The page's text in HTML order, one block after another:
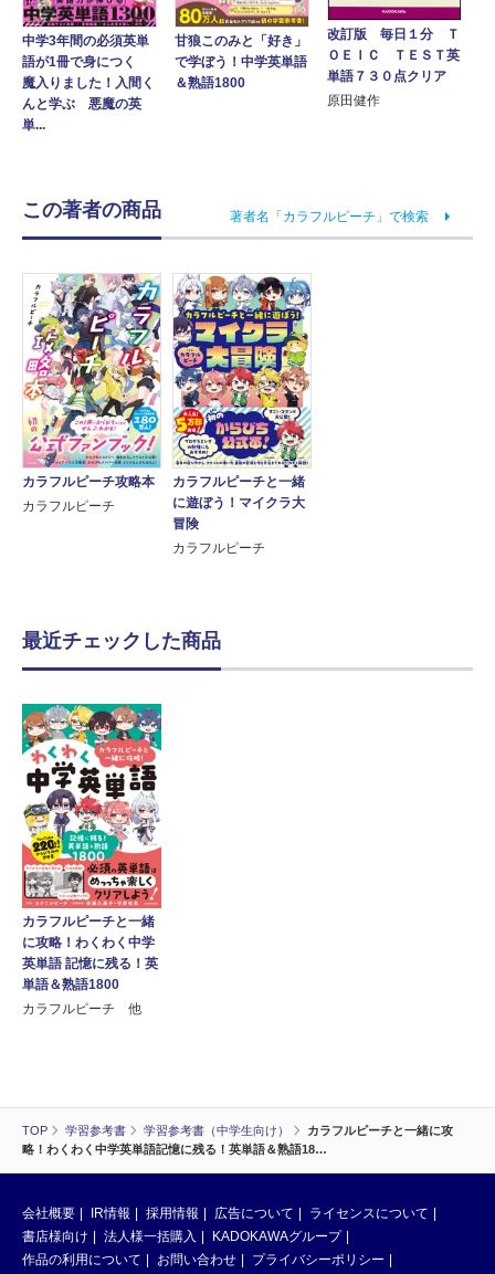
TOP 学習参考書 学習参考書（中学生向け）
カラフルピーチと一緒に攻
略！わくわく中学英単語記憶に残る！英単語＆熟語18…
中学3年間の必須英単
語が1冊で身につく
魔入りました！入間く
んと学ぶ 悪魔の英
単...
甘狼このみと「好き」
で学ぼう！中学英単語
＆熟語1800
改訂版 毎日１分 Ｔ
ＯＥＩＣ ＴＥＳＴ英
単語７３０点クリア
原田健作
この著者の商品 著者名「カラフルピーチ」で検索
カラフルピーチ攻略本
カラフルピーチ
カラフルピーチと一緒
に遊ぼう！マイクラ大
冒険
カラフルピーチ
最近チェックした商品
カラフルピーチと一緒
に攻略！わくわく中学
英単語 記憶に残る！英
単語＆熟語1800
カラフルピーチ 他
会社概要 IR情報 採用情報 広告について
ライセンスについて
書店様向け
法人様一括購入
KADOKAWAグループ
作品の利用について
お問い合わせ プライバシーポリシー